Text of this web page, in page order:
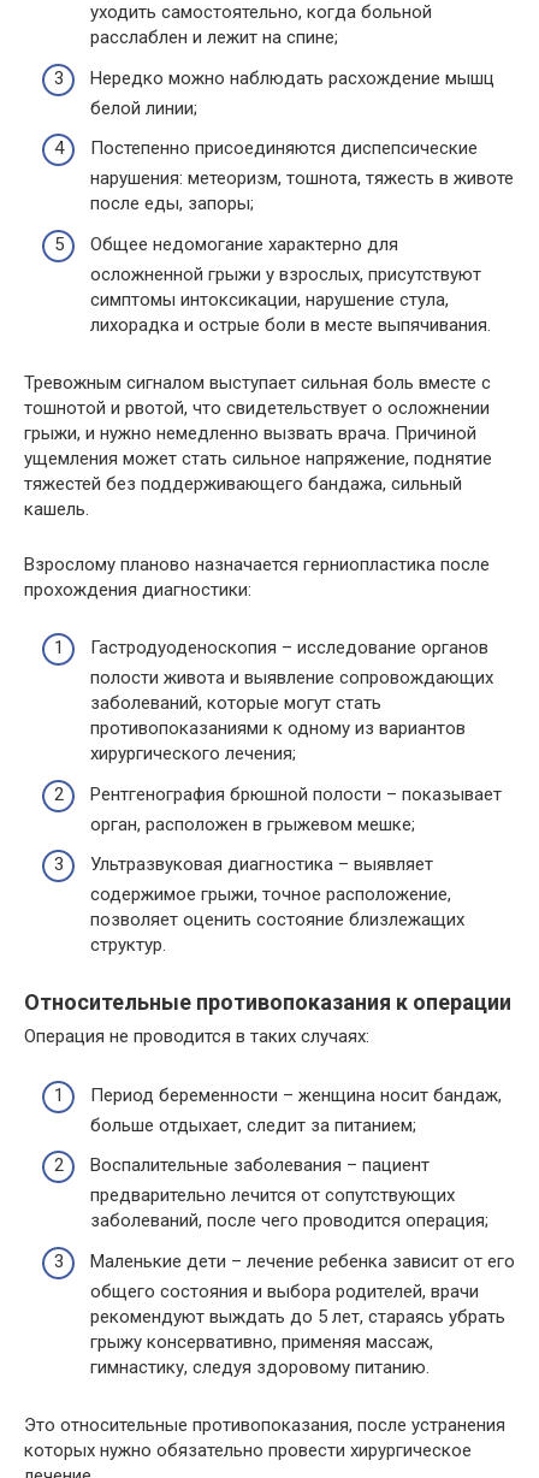
уходить самостоятельно, когда больной
расслаблен и лежит на спине;
Нередко можно наблюдать расхождение мышц
белой линии;
Постепенно присоединяются диспепсические
нарушения: метеоризм, тошнота, тяжесть в животе
после еды, запоры;
Общее недомогание характерно для
осложненной грыжи у взрослых, присутствуют
симптомы интоксикации, нарушение стула,
лихорадка и острые боли в месте выпячивания.
Тревожным сигналом выступает сильная боль вместе с
тошнотой и рвотой, что свидетельствует о осложнении
грыжи, и нужно немедленно вызвать врача. Причиной
ущемления может стать сильное напряжение, поднятие
тяжестей без поддерживающего бандажа, сильный
кашель.
Взрослому планово назначается герниопластика после
прохождения диагностики:
Гастродуоденоскопия – исследование органов
полости живота и выявление сопровождающих
заболеваний, которые могут стать
противопоказаниями к одному из вариантов
хирургического лечения;
Рентгенография брюшной полости – показывает
орган, расположен в грыжевом мешке;
Ультразвуковая диагностика – выявляет
содержимое грыжи, точное расположение,
позволяет оценить состояние близлежащих
структур.
Относительные противопоказания к операции
Операция не проводится в таких случаях:
Период беременности – женщина носит бандаж,
больше отдыхает, следит за питанием;
Воспалительные заболевания – пациент
предварительно лечится от сопутствующих
заболеваний, после чего проводится операция;
Маленькие дети – лечение ребенка зависит от его
общего состояния и выбора родителей, врачи
рекомендуют выждать до 5 лет, стараясь убрать
грыжу консервативно, применяя массаж,
гимнастику, следуя здоровому питанию.
Это относительные противопоказания, после устранения
которых нужно обязательно провести хирургическое